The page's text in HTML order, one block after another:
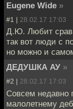
Eugene Wide »
#1 | 28.02.17 17:03
Д.Ю. Любит
так вот люди с
но можно и
ДЕДУШКА АУ »
#2 | 28.02.17 17:03
Совсем недавно
малолетнему